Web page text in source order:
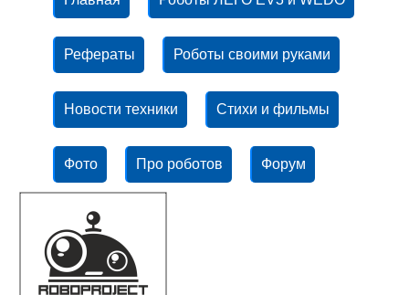
Рефераты Роботы своими руками
Новости техники Стихи и фильмы
Фото Про роботов Форум